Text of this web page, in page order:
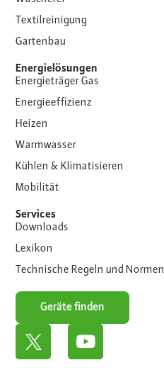
Textilreinigung
Gartenbau
Energielösungen
Energieträger Gas
Energieeffizienz
Heizen
Warmwasser
Kühlen & Klimatisieren
Mobilität
Services
Downloads
Lexikon
Technische Regeln und Normen
Geräte finden